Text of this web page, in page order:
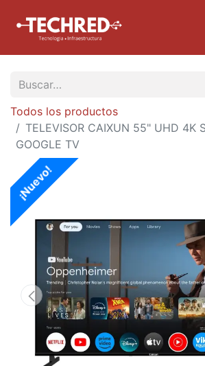
Todos los productos
TELEVISOR CAIXUN 55" UHD 4K
GOOGLE TV
¡Nuevo!